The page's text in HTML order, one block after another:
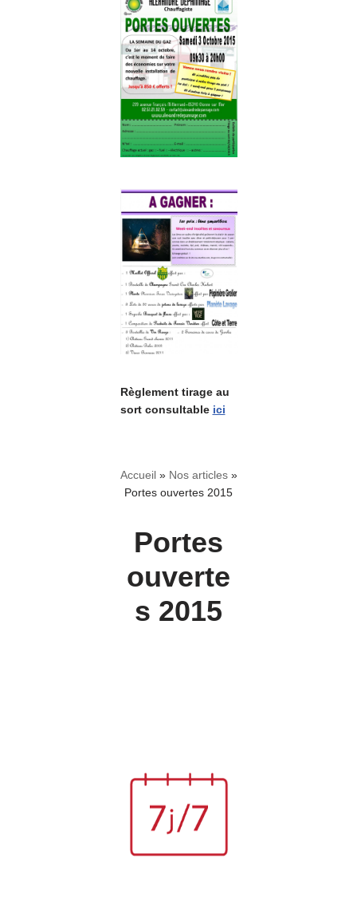
Règlement tirage au
sort consultable ici
Accueil» Nos articles»
Portes ouvertes 2015
Portes
ouverte
s 2015